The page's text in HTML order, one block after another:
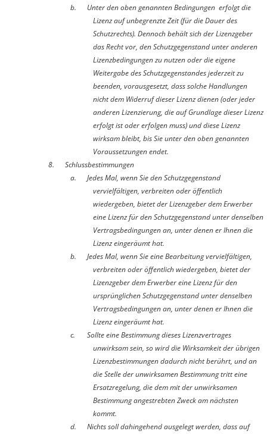
b.
Unter den oben genannten Bedingungen erfolgt die
Lizenz auf unbegrenzte Zeit (für die Dauer des
Schutzrechts). Dennoch behält sich der Lizenzgeber
das Recht vor, den Schutzgegenstand unter anderen
Lizenzbedingungen zu nutzen oder die eigene
Weitergabe des Schutzgegenstandes jederzeit zu
beenden, vorausgesetzt, dass solche Handlungen
nicht dem Widerruf dieser Lizenz dienen (oder jeder
anderen Lizenzierung, die auf Grundlage dieser Lizenz
erfolgt ist oder erfolgen muss) und diese Lizenz
wirksam bleibt, bis Sie unter den oben genannten
Voraussetzungen endet.
8. Schlussbestimmungen
a.
Jedes Mal, wenn Sie den Schutzgegenstand
vervielfältigen, verbreiten oder öffentlich
wiedergeben, bietet der Lizenzgeber dem Erwerber
eine Lizenz für den Schutzgegenstand unter denselben
Vertragsbedingungen an, unter denen er Ihnen die
Lizenz eingeräumt hat.
b.
Jedes Mal, wenn Sie eine Bearbeitung vervielfältigen,
verbreiten oder öffentlich wiedergeben, bietet der
Lizenzgeber dem Erwerber eine Lizenz für den
ursprünglichen Schutzgegenstand unter denselben
Vertragsbedingungen an, unter denen er Ihnen die
Lizenz eingeräumt hat.
c.
Sollte eine Bestimmung dieses Lizenzvertrages
unwirksam sein, so wird die Wirksamkeit der übrigen
Lizenzbestimmungen dadurch nicht berührt, und an
die Stelle der unwirksamen Bestimmung tritt eine
Ersatzregelung, die dem mit der unwirksamen
Bestimmung angestrebten Zweck am nächsten
kommt.
d.
Nichts soll dahingehend ausgelegt werden, dass auf